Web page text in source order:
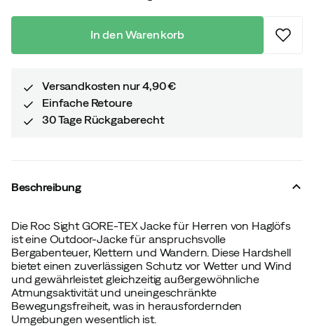
In den Warenkorb
Versandkosten nur 4,90 €
Einfache Retoure
30 Tage Rückgaberecht
Beschreibung
Die Roc Sight GORE-TEX Jacke für Herren von Haglöfs
ist eine Outdoor-Jacke für anspruchsvolle
Bergabenteuer, Klettern und Wandern. Diese Hardshell
bietet einen zuverlässigen Schutz vor Wetter und Wind
und gewährleistet gleichzeitig außergewöhnliche
Atmungsaktivität und uneingeschränkte
Bewegungsfreiheit, was in herausfordernden
Umgebungen wesentlich ist.